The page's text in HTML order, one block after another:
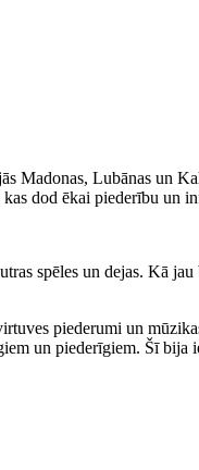
Madonas, Lubānas un
dod ēkai piederību un
spēles un dejas. Kā
piederumi un
un piederīgiem. Šī bija